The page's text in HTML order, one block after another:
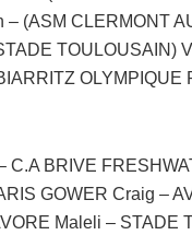
(ASM CLERMONT
TOULOUSAIN)
OLYMPIQUE
C.A BRIVE
GOWER Craig –
Maleli – STADE